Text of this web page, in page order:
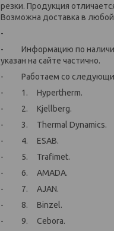
резки. Продукция
Возможна доставка в любой
-
- Информацию по наличию
указан на сайте частично.
- Работаем со
- 1. Hypertherm.
- 2. Kjellberg.
- 3. Thermal Dynamics.
- 4. ESAB.
- 5. Trafimet.
- 6. AMADA.
- 7. AJAN.
- 8. Binzel.
- 9. Cebora.